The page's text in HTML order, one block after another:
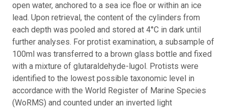
open water, anchored to a sea ice floe or within an ice
lead. Upon retrieval, the content of the cylinders from
each depth was pooled and stored at 4°C in dark until
further analyses. For protist examination, a subsample of
100ml was transferred to a brown glass bottle and fixed
with a mixture of glutaraldehyde-lugol. Protists were
identified to the lowest possible taxonomic level in
accordance with the World Register of Marine Species
(WoRMS) and counted under an inverted light